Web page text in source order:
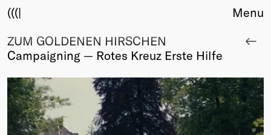
(((|
About
Club
Sponsors
Fair Work
TBD
Menu
ZUM GOLDENEN HIRSCHEN
Campaigning — Rotes Kreuz Erste Hilfe